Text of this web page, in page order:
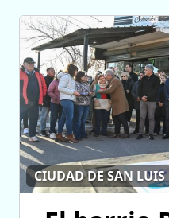
CIUDAD DE SAN LUIS